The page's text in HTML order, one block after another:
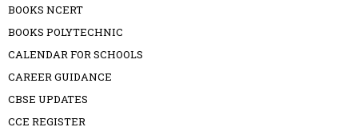
BOOKS NCERT
BOOKS POLYTECHNIC
CALENDAR FOR SCHOOLS
CAREER GUIDANCE
CBSE UPDATES
CCE REGISTER